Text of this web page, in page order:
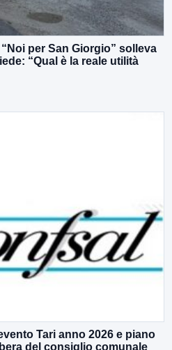
per San Giorgio” solleva
“Qual è la reale utilità
Tari anno 2026 e piano
del consiglio comunale